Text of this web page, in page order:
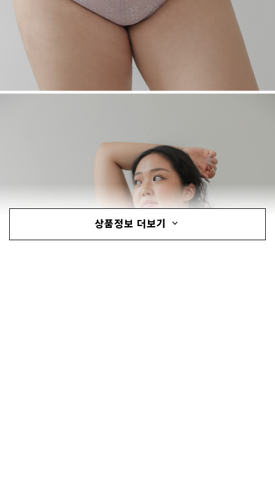
상품정보 더보기